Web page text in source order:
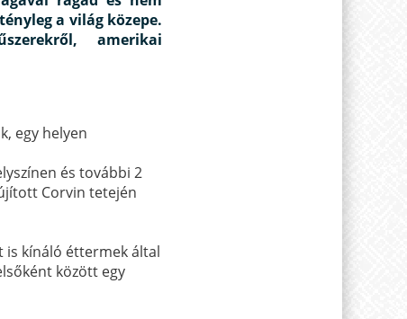
a világ közepe.
amerikai
egy helyen
és további 2
Corvin tetején
is kínáló éttermek által
között egy